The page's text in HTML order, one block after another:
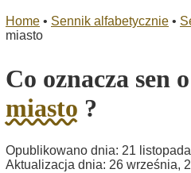
Home • Sennik alfabetycznie •
miasto
Co oznacza sen o
miasto ?
Opublikowano dnia: 21
Aktualizacja dnia: 26 września,